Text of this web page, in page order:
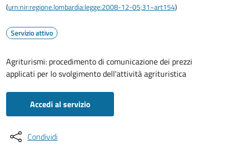
(urn:nir:regione.lombardia:legge:2008-12-05;31~art154)
Servizio attivo
Agriturismi: procedimento di comunicazione dei prezzi
applicati per lo svolgimento dell'attività agrituristica
Accedi al servizio
Condividi